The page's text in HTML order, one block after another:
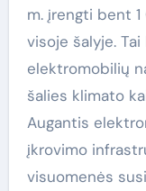
m. įrengti bent
visoje šalyje.
elektromobilių
šalies klimato
Augantis
įkrovimo
visuomenės